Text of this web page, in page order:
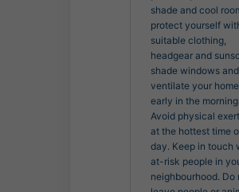
shade and cool
protect yourself
suitable clothing,
headgear and
shade windows and
ventilate your home
early in the
Avoid physical
at the hottest time
day. Keep in touch
at-risk people in
neighbourhood. Do